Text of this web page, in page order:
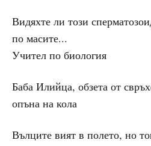
Видяхте ли този
по масите...
Учител по биология
Баба Илийца, обзета от
опъна на кола
Вълците вият в полето, но